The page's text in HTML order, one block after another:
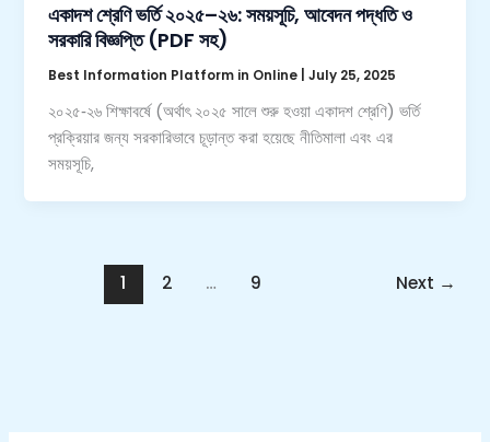
একাদশ শ্রেণি ভর্তি ২০২৫–২৬: সময়সূচি, আবেদন পদ্ধতি ও
সরকারি বিজ্ঞপ্তি (PDF সহ)
Best Information Platform in Online |July 25, 2025
২০২৫‑২৬ শিক্ষাবর্ষে (অর্থাৎ ২০২৫ সালে শুরু হওয়া একাদশ শ্রেণি) ভর্তি
প্রক্রিয়ার জন্য সরকারিভাবে চূড়ান্ত করা হয়েছে নীতিমালা এবং এর
সময়সূচি,
1 2 … 9 Next →